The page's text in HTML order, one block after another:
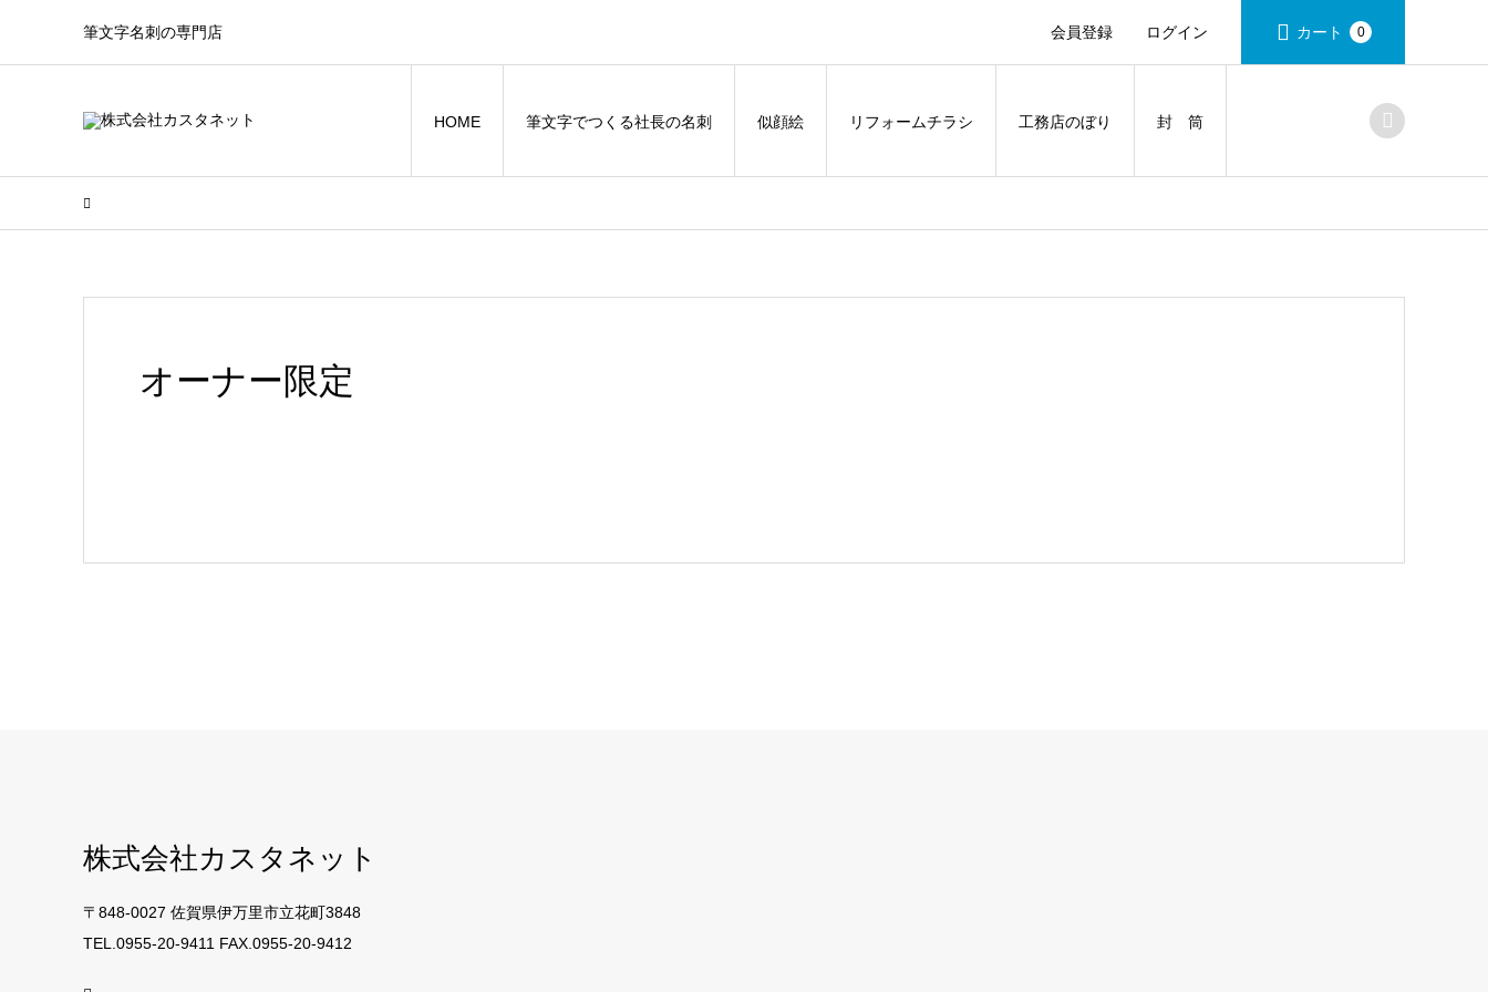
筆文字名刺の専門店 会員登録 ログイン カート 0
HOME 筆文字でつくる社長の名刺 似顔絵 リフォームチラシ 工務店のぼり 封 筒
オーナー限定
株式会社カスタネット
〒848-0027 佐賀県伊万里市立花町3848
TEL.0955-20-9411 FAX.0955-20-9412